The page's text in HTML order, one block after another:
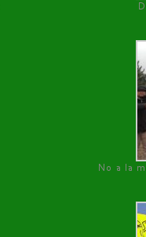
No a la